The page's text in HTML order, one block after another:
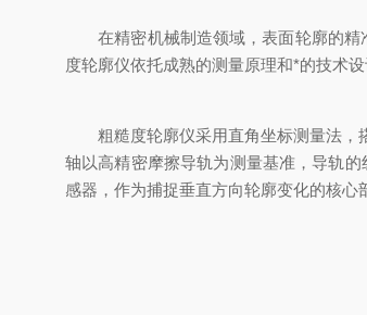
在精密机械制造领域，表面轮廓的精
度轮廓仪依托成熟的测量原理和*的技术
粗糙度轮廓仪采用直角坐标测量法，搭
轴以高精密摩擦导轨为测量基准，导轨
感器，作为捕捉垂直方向轮廓变化的核心